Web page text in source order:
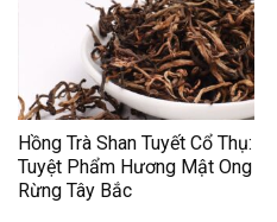
Hồng Trà Shan Tuyết Cổ Thụ:
Tuyệt Phẩm Hương Mật Ong
Rừng Tây Bắc